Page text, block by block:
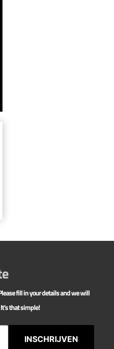
fill in your details and we will
that simple!
INSCHRIJVEN